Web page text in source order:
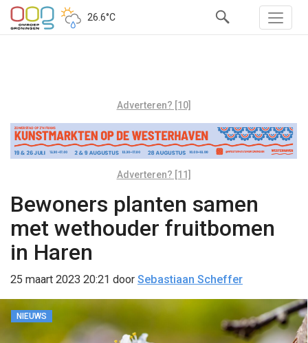
26.6°C
Adverteren? [10]
Adverteren? [11]
Bewoners planten samen
met wethouder fruitbomen
in Haren
25 maart 2023 20:21 door Sebastiaan Scheffer
NIEUWS